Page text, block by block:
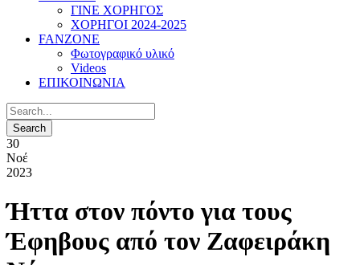
ΓΙΝΕ ΧΟΡΗΓΟΣ
ΧΟΡΗΓΟΙ 2024-2025
FANZONE
Φωτογραφικό υλικό
Videos
ΕΠΙΚΟΙΝΩΝΙΑ
30
Νοέ
2023
Ήττα στον πόντο για τους
Έφηβους από τον Ζαφειράκη